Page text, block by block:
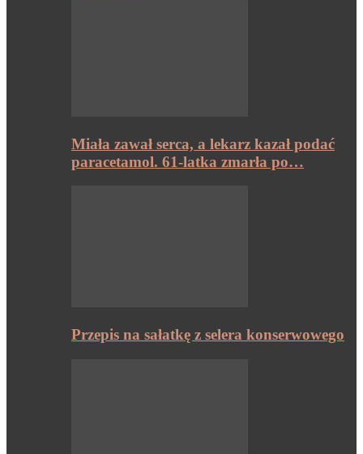
Miała zawał serca, a lekarz kazał podać
paracetamol. 61-latka zmarła po…
Przepis na sałatkę z selera konserwowego